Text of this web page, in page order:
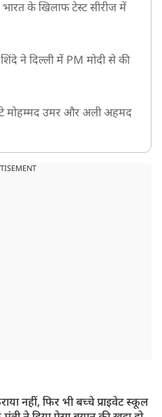
भारत के खिलाफ टेस्ट सीरीज में
शिंदे ने दिल्ली में PM मोदी से की
मोहम्मद उमर और अली अहमद
वोट बैंक की राजनीति ने
आग, युवक की जिंदा जलकर
नहीं, फिर भी बच्चे प्राइवेट स्कूल